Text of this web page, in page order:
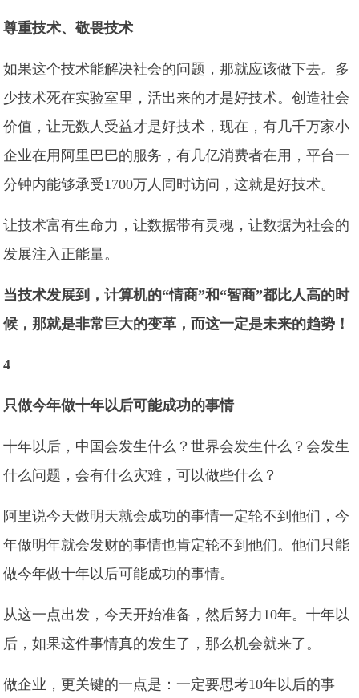
尊重技术、敬畏技术
如果这个技术能解决社会的问题，那就应该做下去。多
少技术死在实验室里，活出来的才是好技术。创造社会
价值，让无数人受益才是好技术，现在，有几千万家小
企业在用阿里巴巴的服务，有几亿消费者在用，平台一
分钟内能够承受1700万人同时访问，这就是好技术。
让技术富有生命力，让数据带有灵魂，让数据为社会的
发展注入正能量。
当技术发展到，计算机的“情商”和“智商”都比人高的时
候，那就是非常巨大的变革，而这一定是未来的趋势！
4
只做今年做十年以后可能成功的事情
十年以后，中国会发生什么？世界会发生什么？会发生
什么问题，会有什么灾难，可以做些什么？
阿里说今天做明天就会成功的事情一定轮不到他们，今
年做明年就会发财的事情也肯定轮不到他们。他们只能
做今年做十年以后可能成功的事情。
从这一点出发，今天开始准备，然后努力10年。十年以
后，如果这件事情真的发生了，那么机会就来了。
做企业，更关键的一点是：一定要思考10年以后的事